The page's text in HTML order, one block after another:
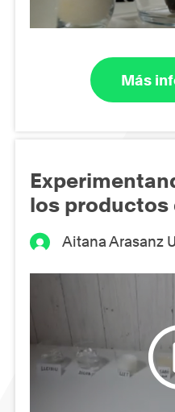
Más
los productos
Aitana Arasanz